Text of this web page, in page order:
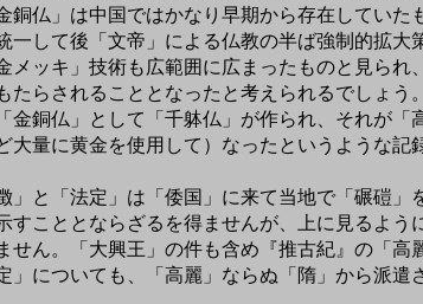
仏」は中国ではかなり早期から存在してい
一して後「文帝」による仏教の半ば強制的拡
メッキ」技術も広範囲に広まったものと見ら
らされることとなったと考えられるでしょう。
銅仏」として「千躰仏」が作られ、それが
量に黄金を使用して）なったというような記
と「法定」は「倭国」に来て当地で「碾磑
こととならざるを得ませんが、上に見るよ
ん。「大興王」の件も含め『推古紀』の「
についても、「高麗」ならぬ「隋」から派